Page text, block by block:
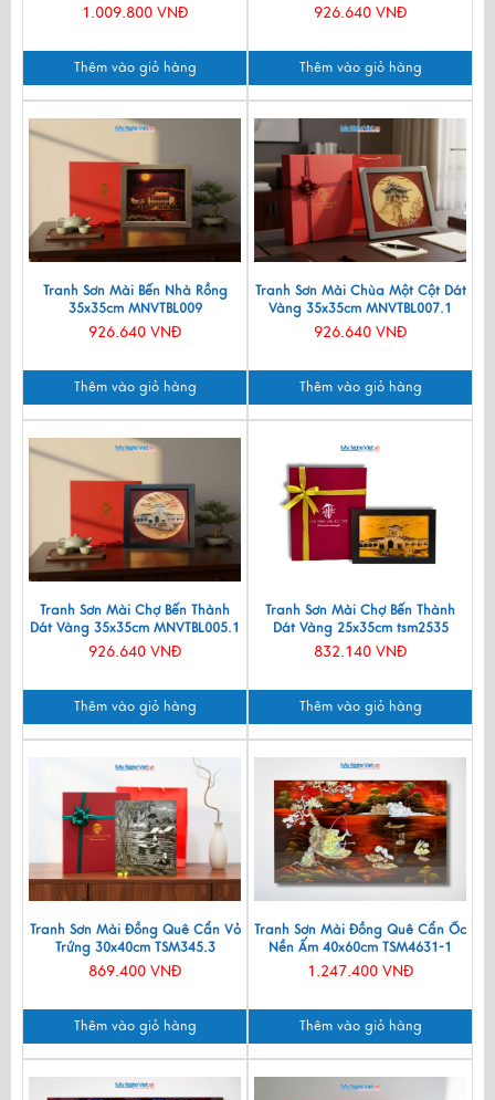
1.009.800 VNĐ
Thêm vào giỏ hàng
926.640 VNĐ
Thêm vào giỏ hàng
Tranh Sơn Mài Bến Nhà Rồng
35x35cm MNVTBL009
926.640 VNĐ
Thêm vào giỏ hàng
Tranh Sơn Mài Chùa Một Cột Dát
Vàng 35x35cm MNVTBL007.1
926.640 VNĐ
Thêm vào giỏ hàng
Tranh Sơn Mài Chợ Bến Thành
Dát Vàng 35x35cm MNVTBL005.1
926.640 VNĐ
Thêm vào giỏ hàng
Tranh Sơn Mài Chợ Bến Thành
Dát Vàng 25x35cm tsm2535
832.140 VNĐ
Thêm vào giỏ hàng
Tranh Sơn Mài Đồng Quê Cẩn Vỏ
Trứng 30x40cm TSM345.3
869.400 VNĐ
Thêm vào giỏ hàng
Tranh Sơn Mài Đồng Quê Cẩn Ốc
Nền Ấm 40x60cm TSM4631-1
1.247.400 VNĐ
Thêm vào giỏ hàng